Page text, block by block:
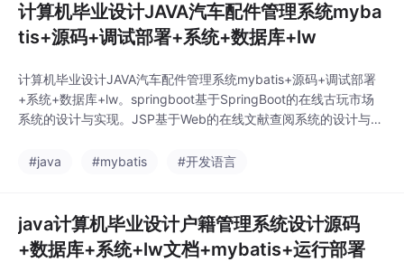
计算机毕业设计JAVA汽车配件管理系统myba
tis+源码+调试部署+系统+数据库+lw
计算机毕业设计JAVA汽车配件管理系统mybatis+源码+调试部署
+系统+数据库+lw。springboot基于SpringBoot的在线古玩市场
系统的设计与实现。JSP基于Web的在线文献查阅系统的设计与实
pringboot基于微服务架构的图书借阅系统的设计与实现。ssm基
#java #mybatis #开发语言
java计算机毕业设计户籍管理系统设计源码
+数据库+系统+lw文档+mybatis+运行部署